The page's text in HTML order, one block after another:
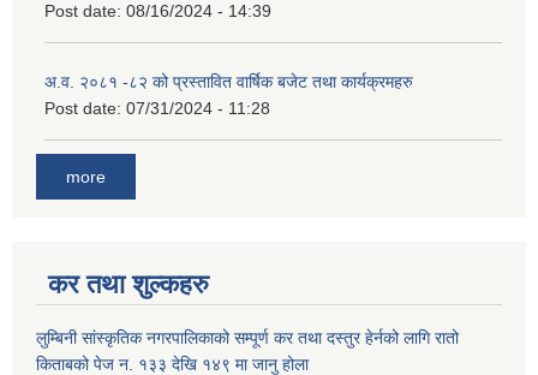
Post date: 08/16/2024 - 14:39
अ.व. २०८१ -८२ को प्रस्तावित वार्षिक बजेट तथा कार्यक्रमहरु
Post date: 07/31/2024 - 11:28
more
कर तथा शुल्कहरु
लुम्बिनी सांस्कृतिक नगरपालिकाको सम्पूर्ण कर तथा दस्तुर हेर्नको लागि रातो
किताबको पेज न. १३३ देखि १४९ मा जानु होला